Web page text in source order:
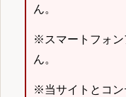
ん。
※スマートフォン
ん。
※当サイトとコン